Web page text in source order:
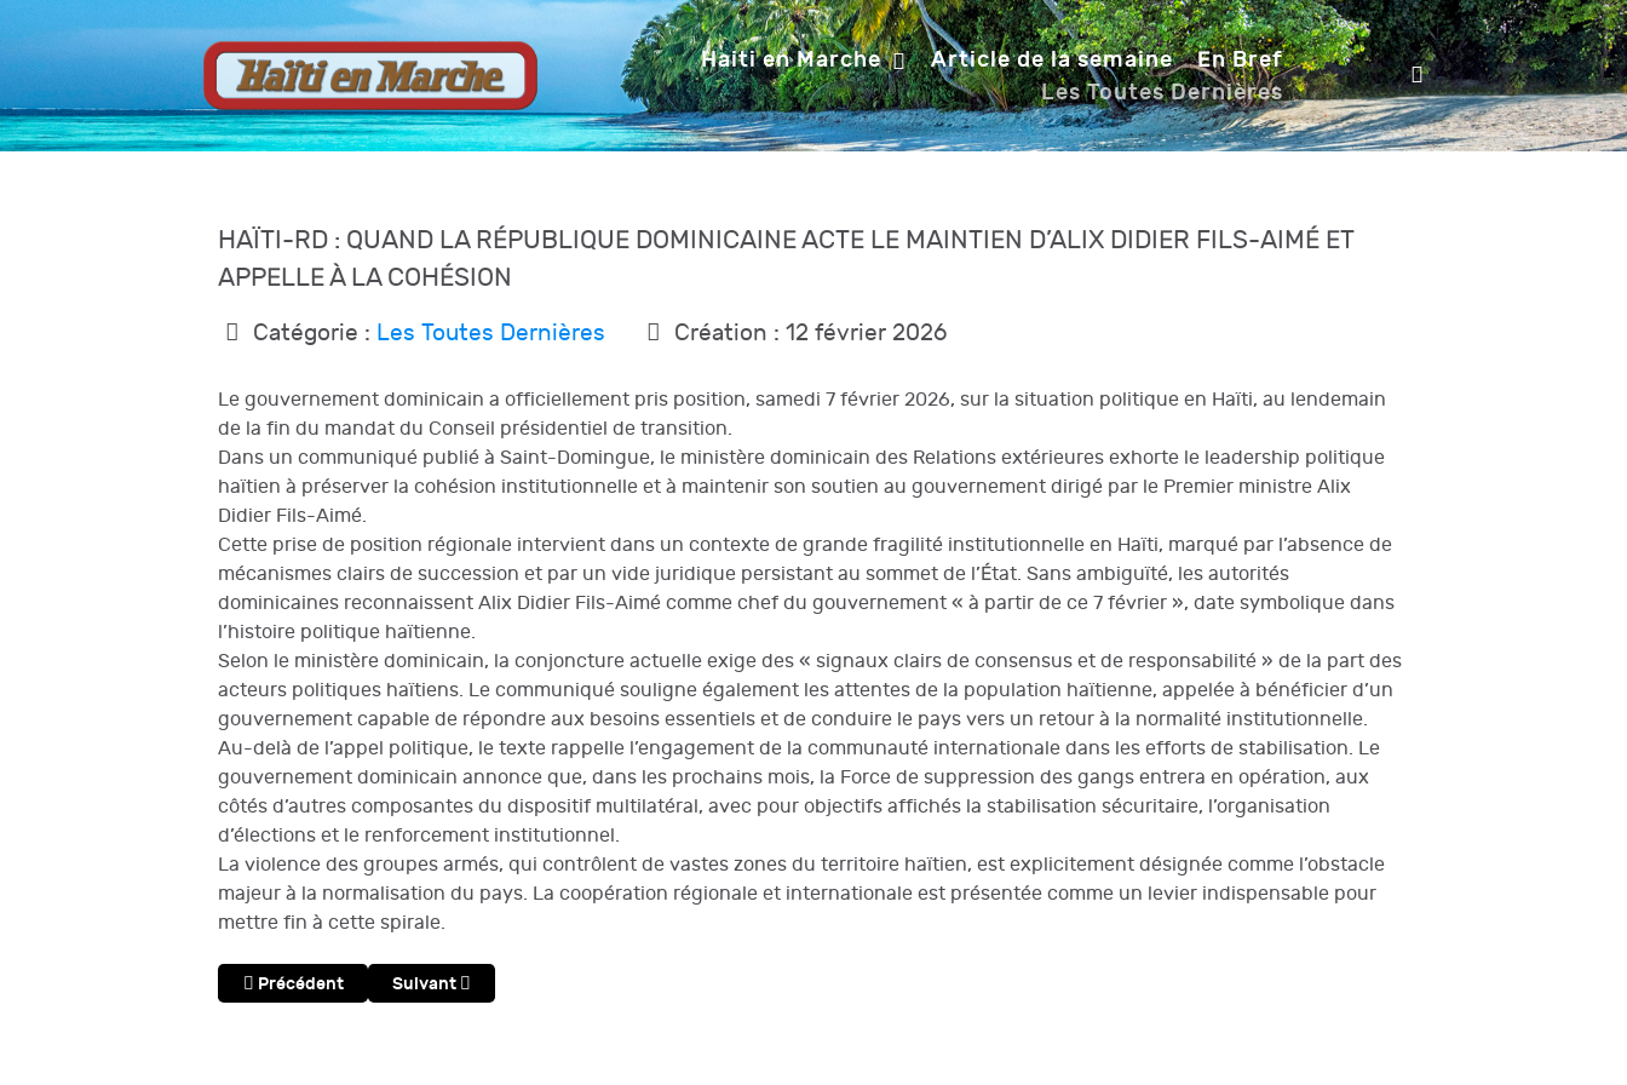
Haiti en Marche Article de la semaine
En Bref
Les Toutes Dernières
HAÏTI-RD : QUAND LA RÉPUBLIQUE DOMINICAINE ACTE LE MAINTIEN D’ALIX DIDIER FILS-AIMÉ ET
APPELLE À LA COHÉSION
Catégorie : Les Toutes Dernières Création : 12 février 2026
Le gouvernement dominicain a officiellement pris position, samedi 7 février 2026, sur la situation politique en Haïti, au lendemain
de la fin du mandat du Conseil présidentiel de transition.
Dans un communiqué publié à Saint-Domingue, le ministère dominicain des Relations extérieures exhorte le leadership politique
haïtien à préserver la cohésion institutionnelle et à maintenir son soutien au gouvernement dirigé par le Premier ministre Alix
Didier Fils-Aimé.
Cette prise de position régionale intervient dans un contexte de grande fragilité institutionnelle en Haïti, marqué par l’absence de
mécanismes clairs de succession et par un vide juridique persistant au sommet de l’État. Sans ambiguïté, les autorités
dominicaines reconnaissent Alix Didier Fils-Aimé comme chef du gouvernement « à partir de ce 7 février », date symbolique dans
l’histoire politique haïtienne.
Selon le ministère dominicain, la conjoncture actuelle exige des « signaux clairs de consensus et de responsabilité » de la part des
acteurs politiques haïtiens. Le communiqué souligne également les attentes de la population haïtienne, appelée à bénéficier d’un
gouvernement capable de répondre aux besoins essentiels et de conduire le pays vers un retour à la normalité institutionnelle.
Au-delà de l’appel politique, le texte rappelle l’engagement de la communauté internationale dans les efforts de stabilisation. Le
gouvernement dominicain annonce que, dans les prochains mois, la Force de suppression des gangs entrera en opération, aux
côtés d’autres composantes du dispositif multilatéral, avec pour objectifs affichés la stabilisation sécuritaire, l’organisation
d’élections et le renforcement institutionnel.
La violence des groupes armés, qui contrôlent de vastes zones du territoire haïtien, est explicitement désignée comme l’obstacle
majeur à la normalisation du pays. La coopération régionale et internationale est présentée comme un levier indispensable pour
mettre fin à cette spirale.
Article précédent : La Tragique Histoire de l’Elimination des Cochons Créoles en Haïti
Précédent Article suivant : 173 migrants haïtiens rapatriés au Cap-Haïtien
Suivant